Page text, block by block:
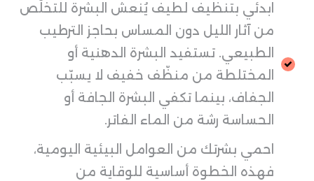
ابدئي بتنظيف لطيف يُنعش البشرة للتخلّص
من آثار الليل دون المساس بحاجز الترطيب
الطبيعي. تستفيد البشرة الدهنية أو
المختلطة من منظّف خفيف لا يسبّب
الجفاف، بينما تكفي البشرة الجافة أو
الحساسة رشة من الماء الفاتر.
احمي بشرتك من العوامل البيئية اليومية،
فهذه الخطوة أساسية للوقاية من